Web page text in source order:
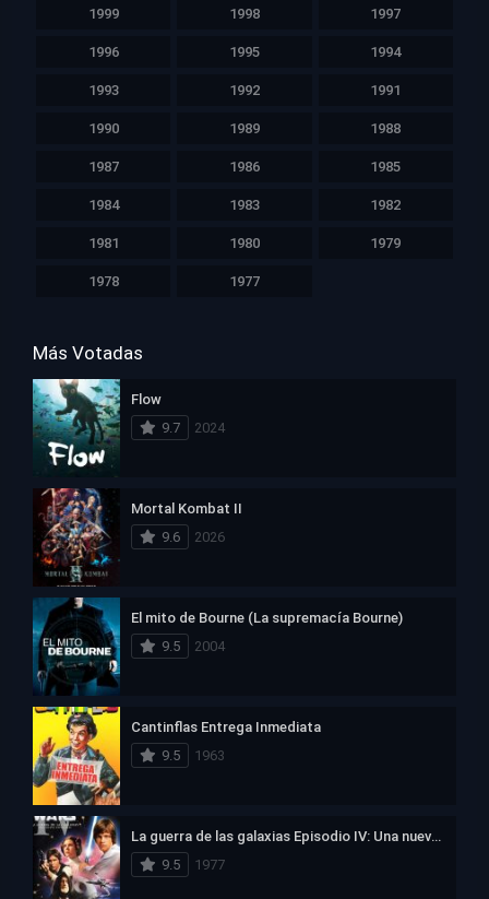
1999 1998 1997
1996 1995 1994
1993 1992 1991
1990 1989 1988
1987 1986 1985
1984 1983 1982
1981 1980 1979
1978 1977
Más Votadas
Flow
9.7
2024
Mortal Kombat II
9.6
2026
El mito de Bourne (La supremacía Bourne)
9.5
2004
Cantinflas Entrega Inmediata
9.5
1963
La guerra de las galaxias Episodio IV: Una nueva esperanza
9.5
1977